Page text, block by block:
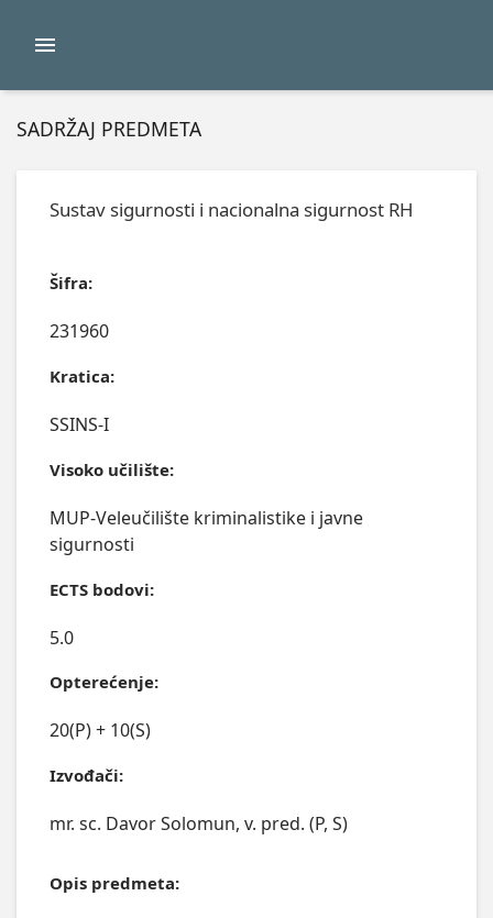
SADRŽAJ PREDMETA
Sustav sigurnosti i nacionalna sigurnost RH
Šifra:
231960
Kratica:
SSINS-I
Visoko učilište:
MUP-Veleučilište kriminalistike i javne
sigurnosti
ECTS bodovi:
5.0
Opterećenje:
20(P) + 10(S)
Izvođači:
mr. sc. Davor Solomun, v. pred. (P, S)
Opis predmeta: